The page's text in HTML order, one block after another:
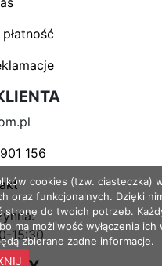
156
15:30
cookies (tzw. ciasteczka)
oraz funkcjonalnych. Dzięki
stronę do twoich potrzeb.
ma możliwość wyłączenia ich
zbierane żadne informacje.